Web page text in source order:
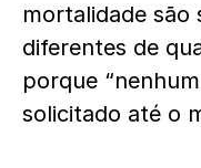
mortalidade são
diferentes de
porque
solicitado até o